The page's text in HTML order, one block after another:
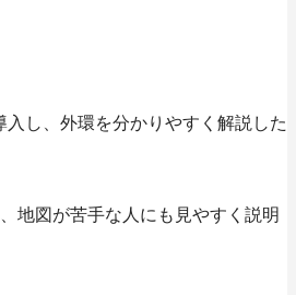
し、外環を分かりやすく解説した
地図が苦手な人にも見やすく説明